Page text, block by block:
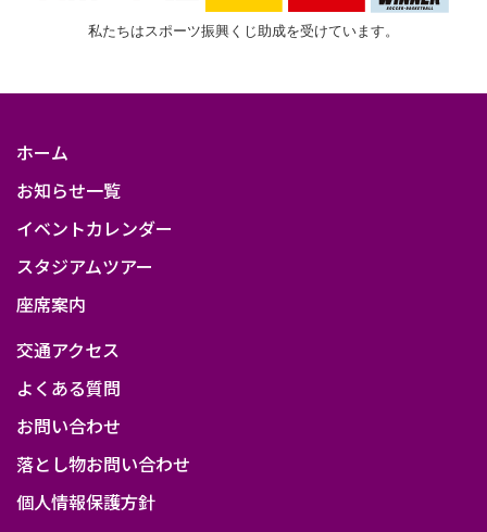
私たちはスポーツ振興くじ助成を受けています。
ホーム
お知らせ一覧
イベントカレンダー
スタジアムツアー
座席案内
交通アクセス
よくある質問
お問い合わせ
落とし物お問い合わせ
個人情報保護方針